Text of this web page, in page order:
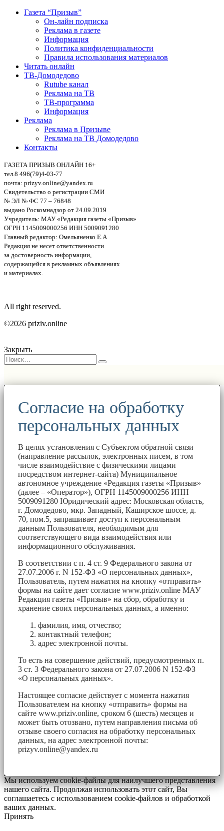
Газета “Призыв”
Он-лайн подписка
Реклама в газете
Информация
Политика конфиденциальности
Правила использования материалов
Читать онлайн
ТВ-Домодедово
Rutube канал
Реклама на ТВ
ТВ-программа
Информация
Реклама
Реклама в Призыве
Реклама на ТВ Домодедово
Контакты
ГАЗЕТА ПРИЗЫВ ОНЛАЙН 16+
тел.8 496(79)4-03-77
почта: prizyv.online@yandex.ru
Свидетельство о регистрации СМИ
№ ЭЛ № ФС 77 – 76848
выдано Роскомнадзор от 24.09.2019
Учредитель: МАУ «Редакция газеты «Призыв»
ОГРН 1145009000256 ИНН 5009091280
Главный редактор: Омельяненко Е.А
Редакция не несет ответственности
за достоверность информации,
содержащейся в рекламных объявлениях
и материалах.
All right reserved.
©2026 priziv.online
Закрыть
Согласие на обработку
персональных данных
В целях установления с Субъектом обратной связи
(направление рассылок, электронных писем, в том
числе взаимодействие с физическими лицами
посредством интернет-сайта) Муниципальное
автономное учреждение «Редакция газеты «Призыв»
(далее – «Оператор»), ОГРН 1145009000256 ИНН
5009091280 Юридический адрес: Московская область,
г. Домодедово, мкр. Западный, Каширское шоссе, д.
70, пом.5, запрашивает доступ к персональным
данным Пользователя, необходимым для
соответствующего вида взаимодействия или
информационного обслуживания.
В соответствии с п. 4 ст. 9 Федерального закона от
27.07.2006 г. N 152-ФЗ «О персональных данных»,
Пользователь, путем нажатия на кнопку «отправить»
формы на сайте дает согласие www.priziv.online МАУ
Редакция газеты «Призыв» на сбор, обработку и
хранение своих персональных данных, а именно:
фамилия, имя, отчество;
контактный телефон;
адрес электронной почты.
То есть на совершение действий, предусмотренных п.
3 ст. 3 Федерального закона от 27.07.2006 N 152-ФЗ
«О персональных данных».
Настоящее согласие действует с момента нажатия
Пользователем на кнопку «отправить» формы на
сайте www.priziv.online, сроком 6 (шесть) месяцев и
может быть отозвано, путем направления письма об
отзыве своего согласия на обработку персональных
данных, на адрес электронной почты:
prizyv.online@yandex.ru
Мы используем cookie-файлы для наилучшего представления
нашего сайта. Продолжая использовать этот сайт, Вы
соглашаетесь с использованием cookie-файлов и обработкой
ваших данных.
Принять